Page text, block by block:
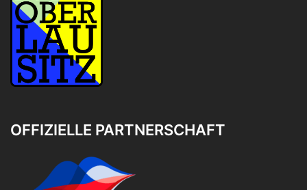
OFFIZIELLE PARTNERSCHAFT